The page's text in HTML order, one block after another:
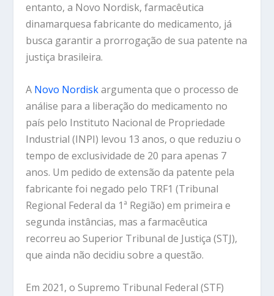
entanto, a Novo Nordisk, farmacêutica
dinamarquesa fabricante do medicamento, já
busca garantir a prorrogação de sua patente na
justiça brasileira.
A Novo Nordiskargumenta que o processo de
análise para a liberação do medicamento no
país pelo Instituto Nacional de Propriedade
Industrial (INPI) levou 13 anos, o que reduziu o
tempo de exclusividade de 20 para apenas 7
anos. Um pedido de extensão da patente pela
fabricante foi negado pelo TRF1 (Tribunal
Regional Federal da 1ª Região) em primeira e
segunda instâncias, mas a farmacêutica
recorreu aoSuperior Tribunal de Justiça (STJ),
que ainda não decidiu sobre a questão.
Em 2021, oSupremo Tribunal Federal (STF)